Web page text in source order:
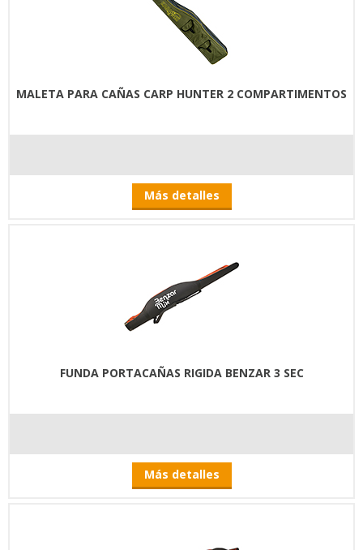
MALETA PARA CAÑAS CARP HUNTER 2 COMPARTIMENTOS
Más detalles
FUNDA PORTACAÑAS RIGIDA BENZAR 3 SEC
Más detalles